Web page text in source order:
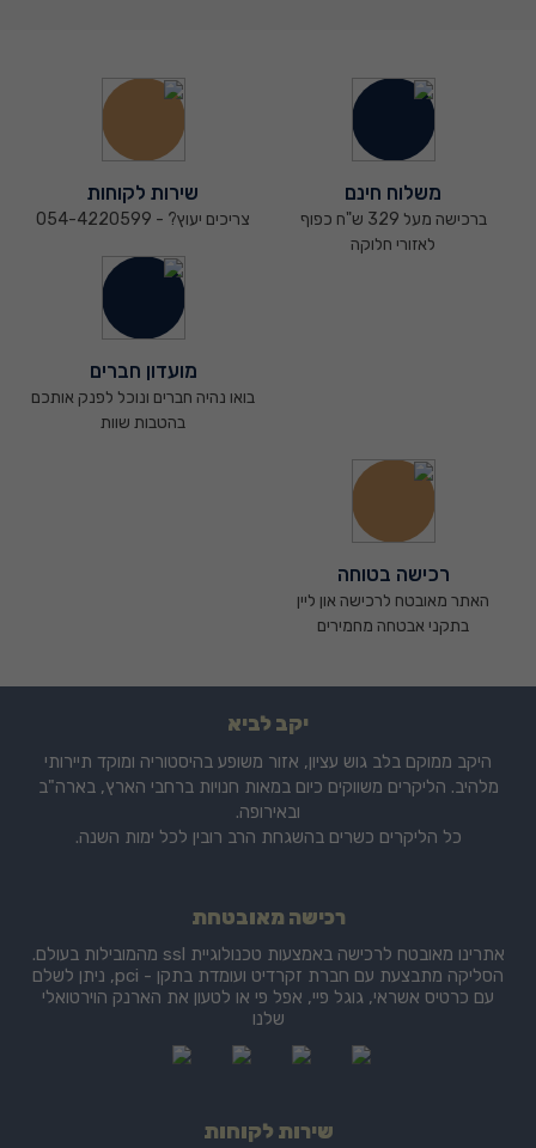
משלוח חינם
ברכישה מעל 329 ש"ח כפוף
לאזורי חלוקה
שירות לקוחות
צריכים יעוץ? - 054-4220599
מועדון חברים
בואו נהיה חברים ונוכל לפנק אותכם
בהטבות שוות
רכישה בטוחה
האתר מאובטח לרכישה און ליין
בתקני אבטחה מחמירים
יקב לביא
היקב ממוקם בלב גוש עציון, אזור משופע בהיסטוריה ומוקד תיירותי
מלהיב. הליקרים משווקים כיום במאות חנויות ברחבי הארץ, בארה"ב
ובאירופה.
כל הליקרים כשרים בהשגחת הרב רובין לכל ימות השנה.
רכישה מאובטחת
אתרינו מאובטח לרכישה באמצעות טכנולוגיית ssl מהמובילות בעולם.
הסליקה מתבצעת עם חברת זקרדיט ועומדת בתקן - pci, ניתן לשלם
עם כרטיס אשראי, גוגל פיי, אפל פי או לטעון את הארנק הוירטואלי
שלנו
שירות לקוחות